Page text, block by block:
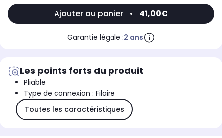
Ajouter au panier • 41,00€
Garantie légale :2 ans
Les points forts du produit
Pliable
Type de connexion : Filaire
Toutes les caractéristiques